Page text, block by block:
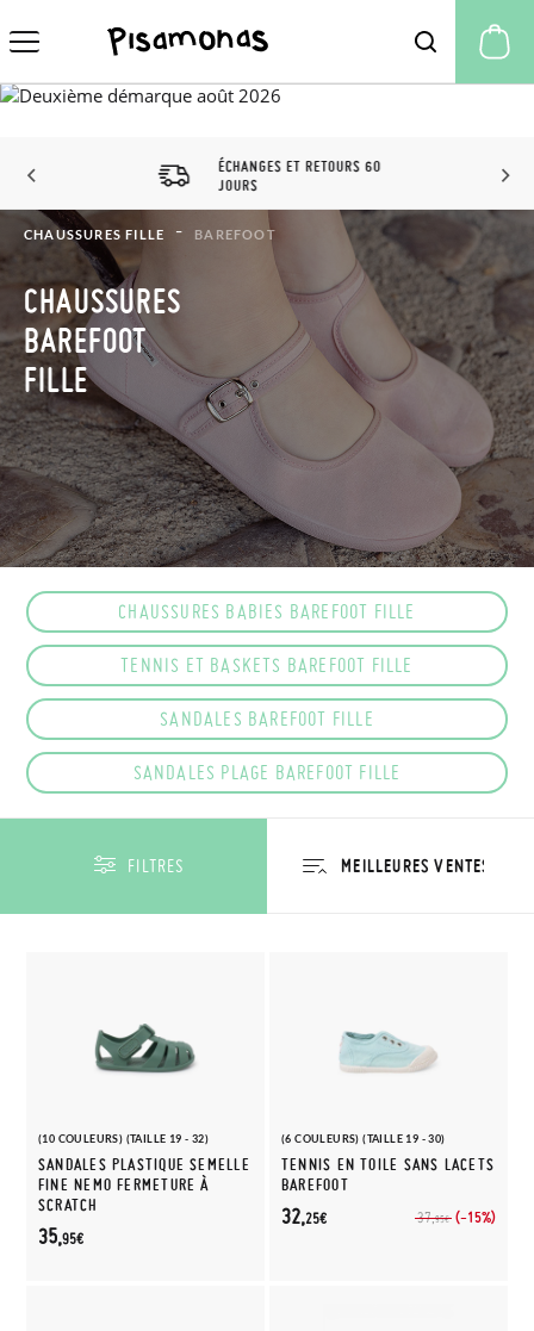
ÉCHANGES ET RETOURS 60
JOURS
CHAUSSURES FILLE BAREFOOT
CHAUSSURES
BAREFOOT
FILLE
CHAUSSURES BABIES BAREFOOT FILLE
TENNIS ET BASKETS BAREFOOT FILLE
SANDALES BAREFOOT FILLE
SANDALES PLAGE BAREFOOT FILLE
FILTRES
(10 COULEURS) (TAILLE 19 - 32)
SANDALES PLASTIQUE SEMELLE
FINE NEMO FERMETURE À
SCRATCH
35,95€
(6 COULEURS) (TAILLE 19 - 30)
TENNIS EN TOILE SANS LACETS
BAREFOOT
37,95€ (-15%)
32,25€